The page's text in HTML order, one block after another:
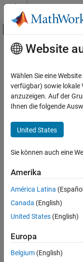
Weiter zum Inhalt
Startseite der Dokumentation
Hauptinhalt
Website
Wählen Sie eine
verfügbar) sowie lokale
anzuzeigen. Auf der
Ihnen die folgende
United States
Sie können auch eine
Amerika
América Latina
Canada (English)
United States (English)
Europa
Belgium (English)
Trust Center